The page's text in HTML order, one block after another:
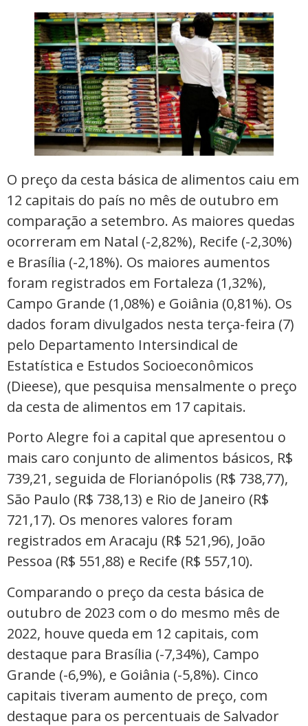
O preço da cesta básica de alimentos caiu em
12 capitais do país no mês de outubro em
comparação a setembro. As maiores quedas
ocorreram em Natal (-2,82%), Recife (-2,30%)
e Brasília (-2,18%). Os maiores aumentos
foram registrados em Fortaleza (1,32%),
Campo Grande (1,08%) e Goiânia (0,81%). Os
dados foram divulgados nesta terça-feira (7)
pelo Departamento Intersindical de
Estatística e Estudos Socioeconômicos
(Dieese), que pesquisa mensalmente o preço
da cesta de alimentos em 17 capitais.
Porto Alegre foi a capital que apresentou o
mais caro conjunto de alimentos básicos, R$
739,21, seguida de Florianópolis (R$ 738,77),
São Paulo (R$ 738,13) e Rio de Janeiro (R$
721,17). Os menores valores foram
registrados em Aracaju (R$ 521,96), João
Pessoa (R$ 551,88) e Recife (R$ 557,10).
Comparando o preço da cesta básica de
outubro de 2023 com o do mesmo mês de
2022, houve queda em 12 capitais, com
destaque para Brasília (-7,34%), Campo
Grande (-6,9%), e Goiânia (-5,8%). Cinco
capitais tiveram aumento de preço, com
destaque para os percentuais de Salvador